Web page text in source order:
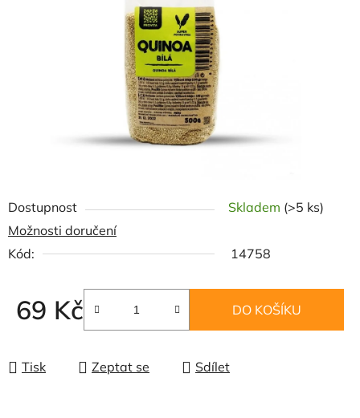
Dostupnost Skladem (>5 ks)
Možnosti doručení
Kód:
14758
69 Kč
Měrná cena:
DO KOŠÍKU
Tisk Zeptat se Sdílet